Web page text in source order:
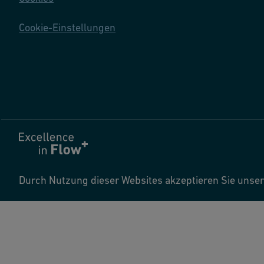
Cookie-Einstellungen
Durch Nutzung dieser Websites akzeptieren Sie